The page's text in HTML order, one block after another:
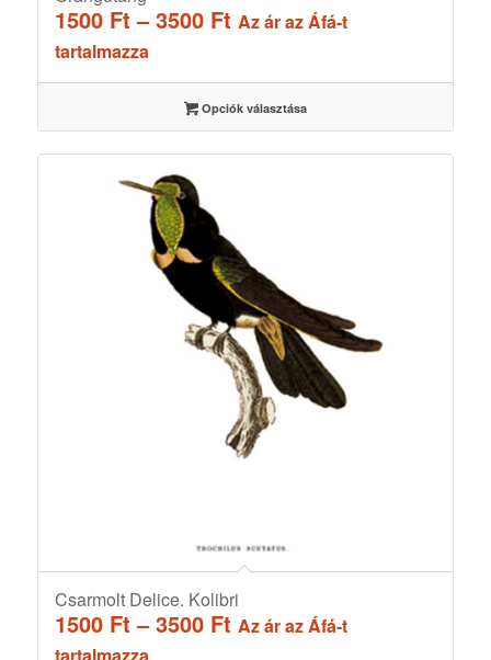
1500 Ft – 3500 FtÁrtartomány:
3500 Ft
Az ár az Áfá-t
tartalmazza
Opciók választása
Csarmolt Delice. Kolibri
1500 Ft – 3500 FtÁrtartomány:
Az ár az Áfá-t
tartalmazza